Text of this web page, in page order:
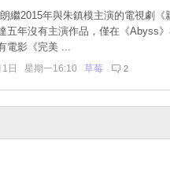
繼2015年與朱鎮模主演的電視劇《
五年沒有主演作品，僅在《Abyss
電影《完美 ...
1日 星期一16:10 草莓 2